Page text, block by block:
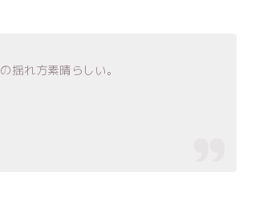
揺れ方素晴らしい。